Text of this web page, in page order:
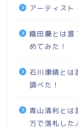
アーティスト
織田慶とは誰
めてみた！
石川康晴とは
調べた！
青山清利とは
万で落札した